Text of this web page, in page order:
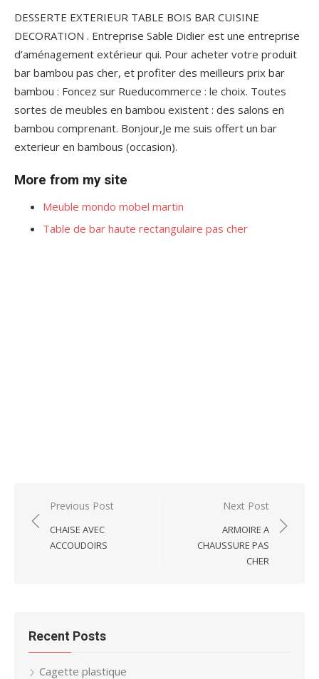
DESSERTE EXTERIEUR TABLE BOIS BAR CUISINE
DECORATION . Entreprise Sable Didier est une entreprise
d’aménagement extérieur qui. Pour acheter votre produit
bar bambou pas cher, et profiter des meilleurs prix bar
bambou : Foncez sur Rueducommerce : le choix. Toutes
sortes de meubles en bambou existent : des salons en
bambou comprenant. Bonjour,Je me suis offert un bar
exterieur en bambous (occasion).
More from my site
Meuble mondo mobel martin
Table de bar haute rectangulaire pas cher
Post
navigation
Previous Post
CHAISE AVEC
ACCOUDOIRS
Next Post
ARMOIRE A
CHAUSSURE PAS
CHER
Recent Posts
Cagette plastique